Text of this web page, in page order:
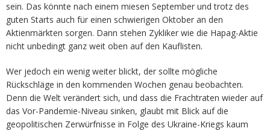
sein. Das könnte nach einem miesen September und trotz des
guten Starts auch für einen schwierigen Oktober an den
Aktienmärkten sorgen. Dann stehen Zykliker wie die Hapag-Aktie
nicht unbedingt ganz weit oben auf den Kauflisten.
Wer jedoch ein wenig weiter blickt, der sollte mögliche
Rückschläge in den kommenden Wochen genau beobachten.
Denn die Welt verändert sich, und dass die Frachtraten wieder auf
das Vor-Pandemie-Niveau sinken, glaubt mit Blick auf die
geopolitischen Zerwürfnisse in Folge des Ukraine-Kriegs kaum